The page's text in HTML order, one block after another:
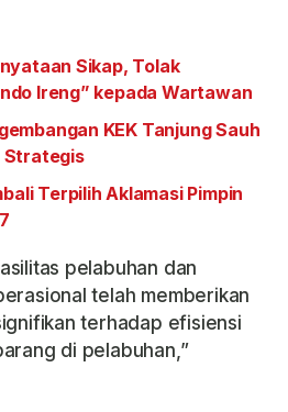
Sikap, Tolak
Ireng” kepada Wartawan
KEK Tanjung Sauh
Strategis
Terpilih Aklamasi Pimpin
pelabuhan dan
telah memberikan
terhadap efisiensi
di pelabuhan,”